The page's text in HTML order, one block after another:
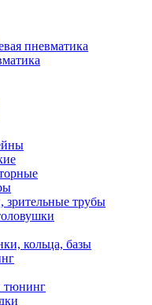
пневматика
трубы
кольца, базы
тюнинг